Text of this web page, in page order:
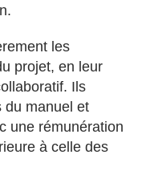
les
projet, en leur
Ils
du manuel et
une rémunération
à celle des